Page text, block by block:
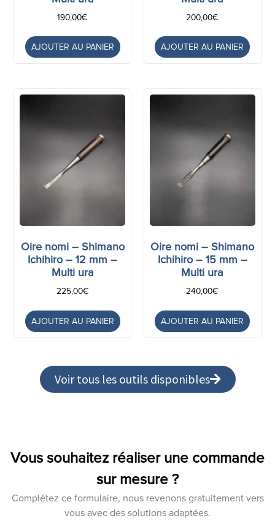
190,00€
AJOUTER AU PANIER
200,00€
AJOUTER AU PANIER
Oire nomi – Shimano
Ichihiro – 12 mm –
Multi ura
225,00€
AJOUTER AU PANIER
Oire nomi – Shimano
Ichihiro – 15 mm –
Multi ura
240,00€
AJOUTER AU PANIER
Voir tous les outils disponibles
Vous souhaitez réaliser une commande
sur mesure ?
Complétez ce formulaire, nous revenons gratuitement vers
vous avec des solutions adaptées.